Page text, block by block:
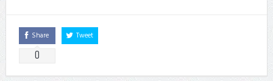
Share
0
Tweet